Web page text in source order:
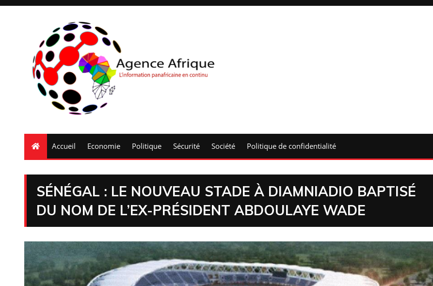
Accueil Economie Politique Sécurité Société Politique de confidentialité
SÉNÉGAL : LE NOUVEAU STADE À DIAMNIADIO BAPTISÉ
DU NOM DE L’EX-PRÉSIDENT ABDOULAYE WADE